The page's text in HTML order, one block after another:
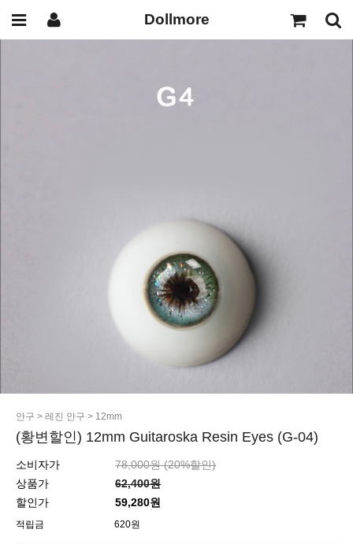
Dollmore
안구 > 레진 안구 > 12mm
(황변할인) 12mm Guitaroska Resin Eyes (G-04)
소비자가 78,000원 (20%할인)
상품가
62,400원
할인가
59,280원
적립금 620원